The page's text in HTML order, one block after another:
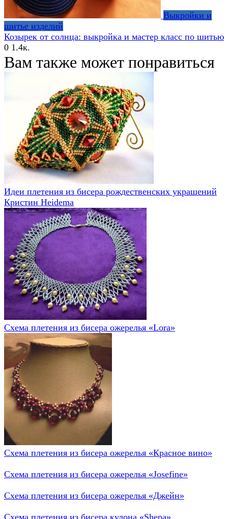
Выкройки и
шитье изделий
Козырек от солнца: выкройка и мастер класс по шитью
0 1.4к.
Вам также может понравиться
Идеи плетения из бисера рождественских украшений
Кристин Heidema
Схема плетения из бисера ожерелья «Lora»
Схема плетения из бисера ожерелья «Красное вино»
Схема плетения из бисера ожерелья «Josefine»
Схема плетения из бисера ожерелья «Джейн»
Схема плетения из бисера кулона «Shepa»